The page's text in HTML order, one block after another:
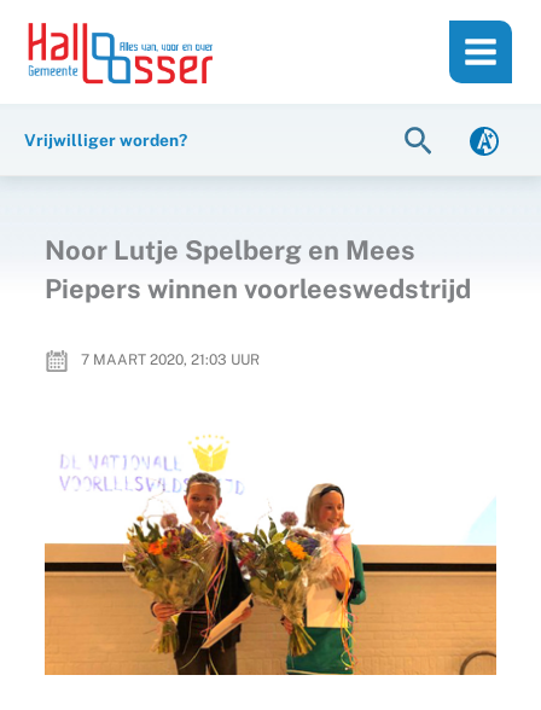
inhoud
naar
Vrijwilliger worden? Zoeken
Noor Lutje Spelberg en Mees
Piepers winnen voorleeswedstrijd
7 MAART 2020, 21:03 UUR